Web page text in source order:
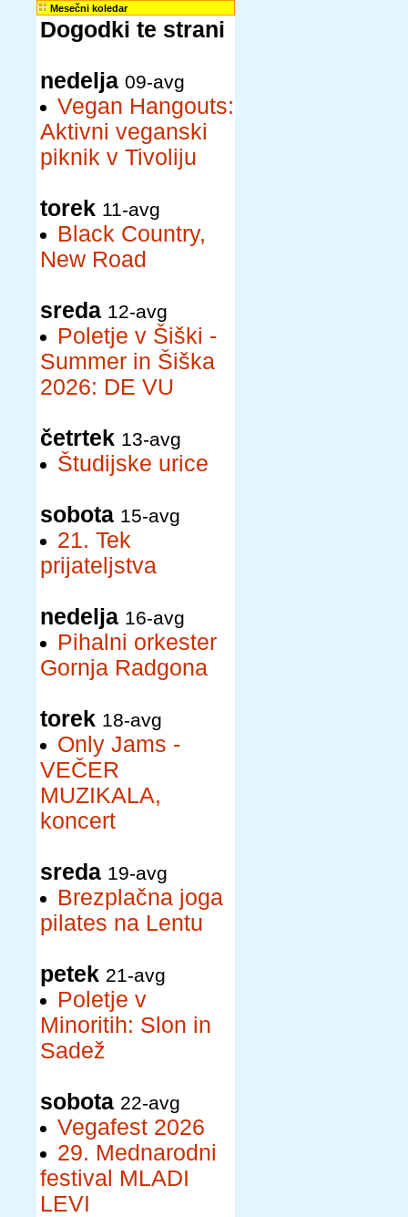
Mesečni koledar
Dogodki te strani
nedelja 09-avg
Vegan Hangouts:
Aktivni veganski
piknik v Tivoliju
torek 11-avg
Black Country,
New Road
sreda 12-avg
Poletje v Šiški -
Summer in Šiška
2026: DE VU
četrtek 13-avg
Študijske urice
sobota 15-avg
21. Tek
prijateljstva
nedelja 16-avg
Pihalni orkester
Gornja Radgona
torek 18-avg
Only Jams -
VEČER
MUZIKALA,
koncert
sreda 19-avg
Brezplačna joga
pilates na Lentu
petek 21-avg
Poletje v
Minoritih: Slon in
Sadež
sobota 22-avg
Vegafest 2026
29. Mednarodni
festival MLADI
LEVI